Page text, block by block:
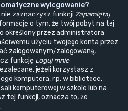
wylogowanie?
zaznaczysz funkcji Zapamiętaj
o tym, że twój pobyt na tej
określony przez administratora
użyciu twojego konta przez
zalogowanym/zalogowaną,
funkcję Loguj mnie
jeżeli korzystasz z
komputera, np. w bibliotece,
komputerowej w szkole lub na
tej funkcji, oznacza to, że